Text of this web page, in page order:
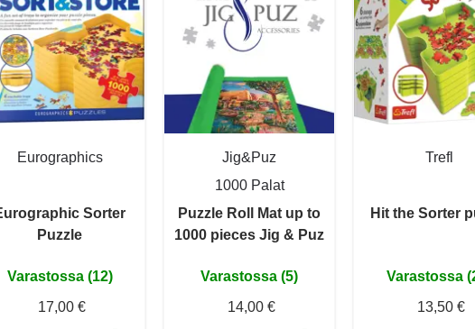
Eurographics
Sorter
Puzzle
Varastossa (12)
17,00 €
Jig&Puz
1000 Palat
Puzzle Roll Mat up to
1000 pieces Jig & Puz
Varastossa (5)
14,00 €
Trefl
Hit the Sorter
Varastossa
13,50 €